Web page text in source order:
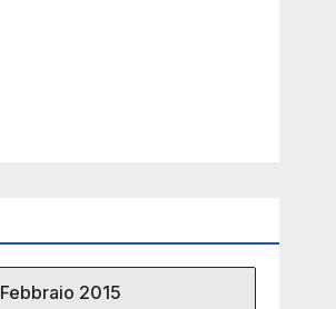
Febbraio 2015